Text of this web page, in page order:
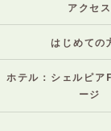
アクセス
はじめての
ホテル：シェルピア
ージ